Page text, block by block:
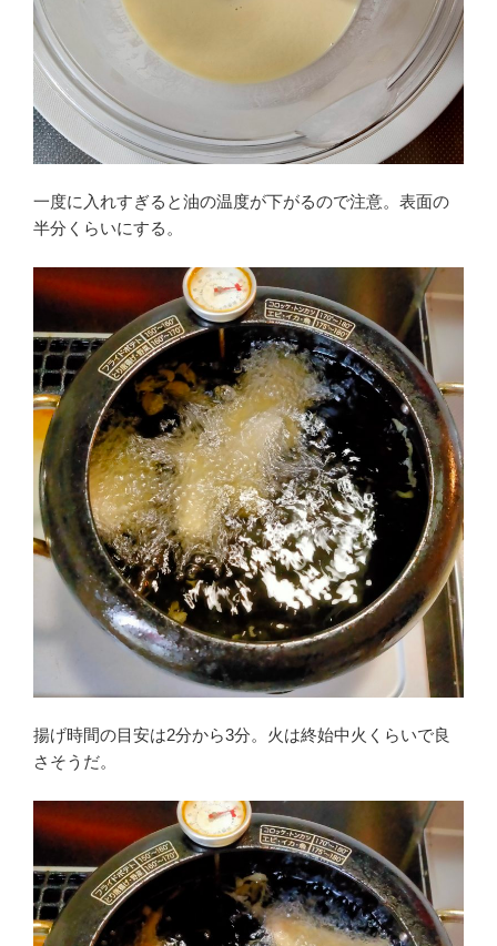
一度に入れすぎると油の温度が下がるので注意。表面の
半分くらいにする。
揚げ時間の目安は2分から3分。火は終始中火くらいで良
さそうだ。